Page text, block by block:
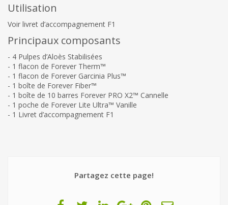
Utilisation
Voir livret d’accompagnement F1
Principaux composants
- 4 Pulpes d’Aloès Stabilisées
- 1 flacon de Forever Therm™
- 1 flacon de Forever Garcinia Plus™
- 1 boîte de Forever Fiber™
- 1 boîte de 10 barres Forever PRO X2™ Cannelle
- 1 poche de Forever Lite Ultra™ Vanille
- 1 Livret d’accompagnement F1
Partagez cette page!